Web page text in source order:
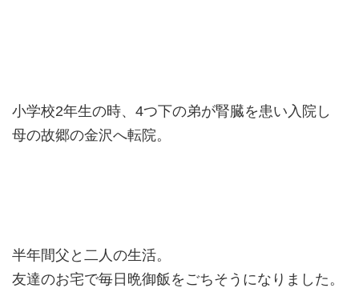
小学校2年生の時、4つ下の弟が腎臓を患い入院し
母の故郷の金沢へ転院。
半年間父と二人の生活。
友達のお宅で毎日晩御飯をごちそうになりました。